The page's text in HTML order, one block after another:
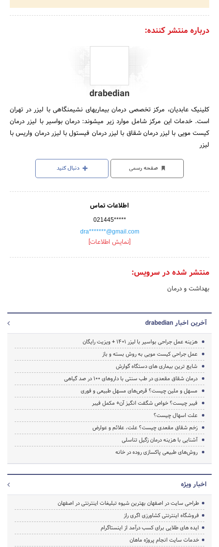
درباره منتشر کننده:
drabedian
کلینیک عابدیان، مرکز تخصصی درمان بیماریهای نشیمنگاهی با لیزر در تهران
است. خدمات این مرکز شامل موارد زیر میشوند: درمان بواسیر با لیزر درمان
کیست مویی با لیزر درمان شقاق با لیزر درمان فیستول با لیزر درمان واریس با
لیزر
صفحه رسمی دنبال کنید
اطلاعات تماس
021445*****
dra*******@gmail.com
[نمایش اطلاعات]
منتشر شده در سرویس:
بهداشت و درمان
آخرین اخبار drabedian
هزینه عمل جراحی بواسیر با لیزر 1401 + ویزیت رایگان
عمل جراحی کیست مویی به روش بسته و باز
شایع ترین بیماری های دستگاه گوارش
درمان شقاق مقعدی در طب سنتی با داروهای 100 در صد گیاهی
مسهل و ملین چیست؟ قرص‌های مسهل طبیعی و فوری
فیبر چیست؟ خواص شگفت انگیز آن+ مکمل فیبر
علت اسهال چیست؟
زخم شقاق مقعدی چیست؟ علت، علائم و عوارض
آشنایی با هزینه درمان زگیل تناسلی
روش‌های طبیعی پاکسازی روده در خانه
اخبار ویژه
طراحی سایت در اصفهان بهترین شیوه تبلیغات اینترنتی در اصفهان
فروشگاه اینترنتی کشاورزی اگری راز
ایده های طلایی برای کسب درآمد از اینستاگرام
خدمات سایت انجام پروژه ماهان